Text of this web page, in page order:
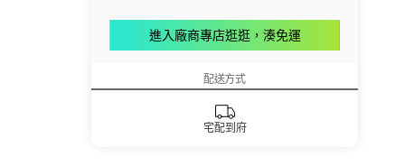
進入廠商專店逛逛，湊免運
配送方式
宅配到府